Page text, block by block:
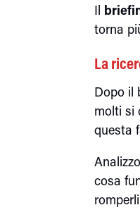
Il
torna
La
Dopo il
molti si
questa
cosa